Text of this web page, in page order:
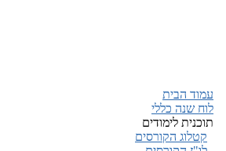
עמוד הבית
לוח שנה כללי
תוכנית לימודים
קטלוג הקורסים